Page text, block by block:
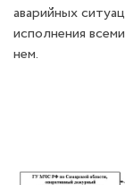
аварийных
исполнения
нем.